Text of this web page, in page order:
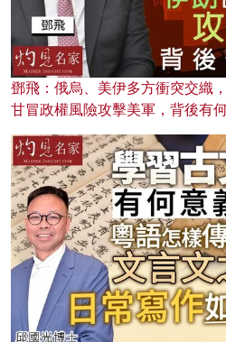
鄧飛：俄烏、美伊多方衝突交織
甘冒政權風險攻擊美軍，背後有